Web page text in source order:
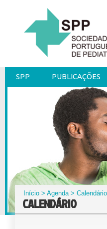
SPP PUBLICAÇÕES
Início >Agenda> Calendário
CALENDÁRIO